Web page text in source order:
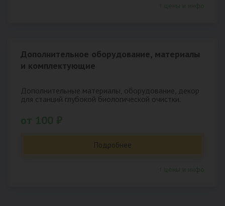
Дополнительное оборудование, материалы
и комплектующие
Дополнительные материалы, оборудование, декор
для станций глубокой биологической очистки.
Подробнее